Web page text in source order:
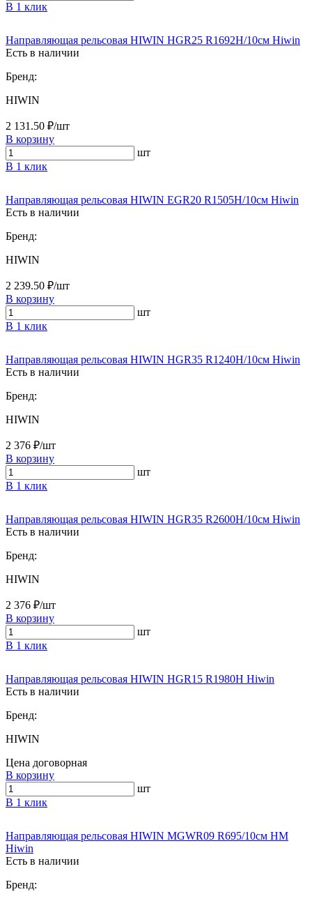
В 1 клик
Направляющая рельсовая HIWIN HGR25 R1692H/10см Hiwin
Есть в наличии
Бренд:
HIWIN
2 131.50 ₽/шт
В корзину
шт
В 1 клик
Направляющая рельсовая HIWIN EGR20 R1505H/10см Hiwin
Есть в наличии
Бренд:
HIWIN
2 239.50 ₽/шт
В корзину
шт
В 1 клик
Направляющая рельсовая HIWIN HGR35 R1240H/10см Hiwin
Есть в наличии
Бренд:
HIWIN
2 376 ₽/шт
В корзину
шт
В 1 клик
Направляющая рельсовая HIWIN HGR35 R2600H/10см Hiwin
Есть в наличии
Бренд:
HIWIN
2 376 ₽/шт
В корзину
шт
В 1 клик
Направляющая рельсовая HIWIN HGR15 R1980H Hiwin
Есть в наличии
Бренд:
HIWIN
Цена договорная
В корзину
шт
В 1 клик
Направляющая рельсовая HIWIN MGWR09 R695/10см HM
Hiwin
Есть в наличии
Бренд: